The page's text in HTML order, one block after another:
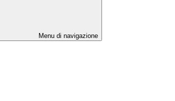
Menu di navigazione